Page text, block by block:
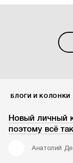
БЛОГИ И КОЛОНКИ
Новый личный
поэтому всё
Анатолий